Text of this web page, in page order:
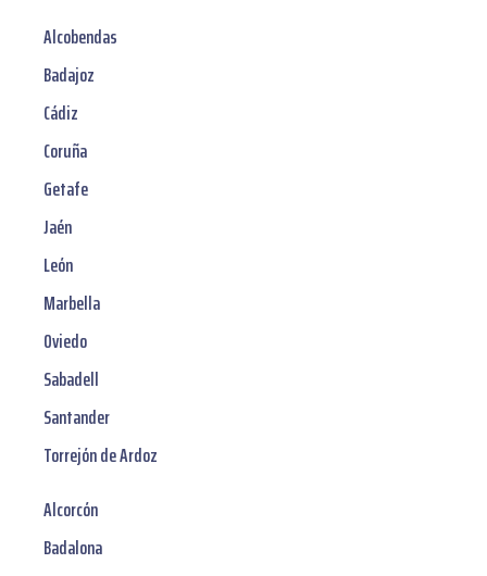
Alcobendas
Badajoz
Cádiz
Coruña
Getafe
Jaén
León
Marbella
Oviedo
Sabadell
Santander
Torrejón de Ardoz
Alcorcón
Badalona